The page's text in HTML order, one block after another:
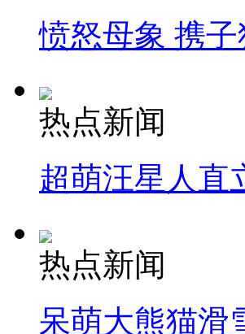
愤怒母象 携
热点新闻
超萌汪星人直
热点新闻
呆萌大熊猫滑